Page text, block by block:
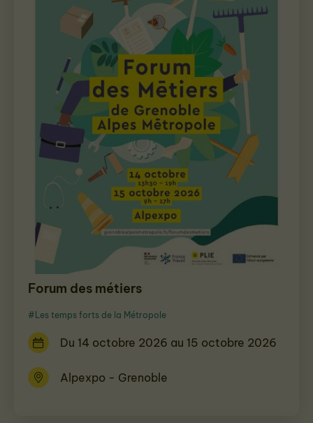
Forum des métiers
#Les temps forts de la Métropole
Du 14 octobre 2026 au 15 octobre 2026
Alpexpo - Grenoble